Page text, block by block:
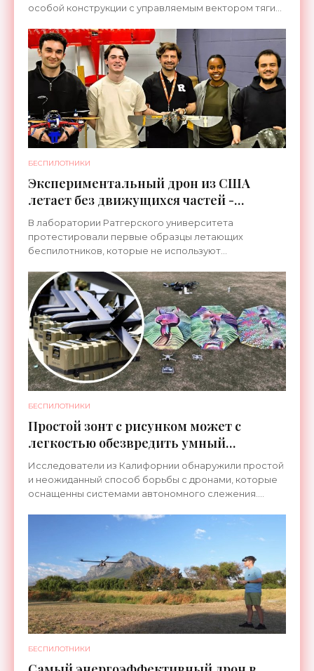
особой конструкции с управляемым вектором тяги
направлении.
БЕСПИЛОТНИКИ
Экспериментальный дрон из США
летает без движущихся частей -
«Беспилотники»
В лаборатории Ратгерского университета
протестировали первые образцы летающих
беспилотников, которые не используют
определенная условность – на самом деле,
БЕСПИЛОТНИКИ
Простой зонт с рисунком может с
легкостью обезвредить умный
беспилотник - «Беспилотники»
Исследователи из Калифорнии обнаружили простой
и неожиданный способ борьбы с дронами, которые
оснащенны системами автономного слежения.
БЕСПИЛОТНИКИ